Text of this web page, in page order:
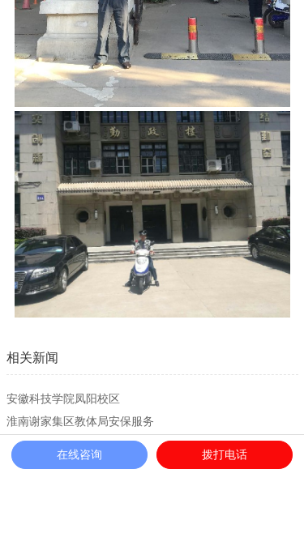
相关新闻
安徽科技学院凤阳校区
淮南谢家集区教体局安保服务
淮南市大通区教体局保安服务
蚌埠医科大学
在线咨询 拨打电话